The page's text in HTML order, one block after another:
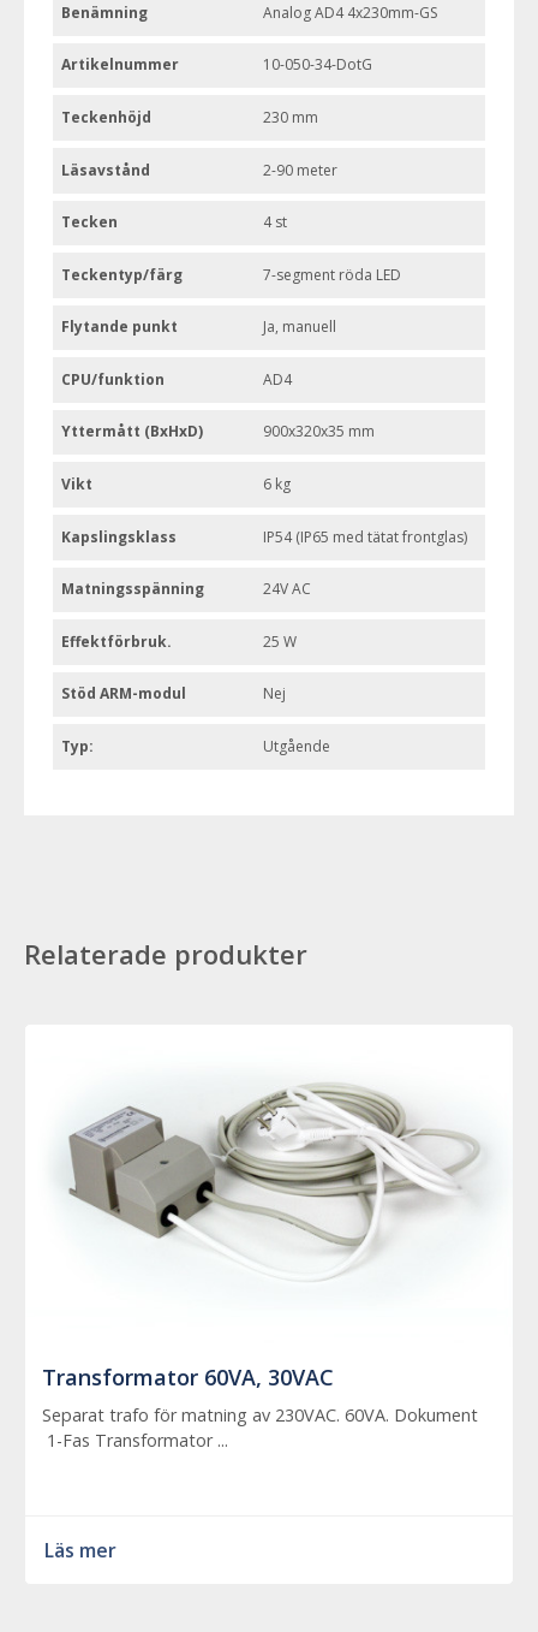
Benämning Analog AD4 4x230mm-GS
Artikelnummer 10-050-34-DotG
Teckenhöjd 230 mm
Läsavstånd 2-90 meter
Tecken 4 st
Teckentyp/färg 7-segment röda LED
Flytande punkt Ja, manuell
CPU/funktion AD4
Yttermått (BxHxD) 900x320x35 mm
Vikt 6 kg
Kapslingsklass IP54 (IP65 med tätat frontglas)
Matningsspänning 24V AC
Effektförbruk. 25 W
Stöd ARM-modul Nej
Typ: Utgående
Relaterade produkter
Transformator 60VA, 30VAC
Separat trafo för matning av 230VAC. 60VA. Dokument
1-Fas Transformator ...
Läs mer